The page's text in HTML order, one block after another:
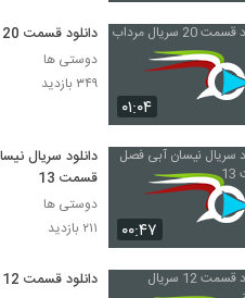
۰۱:۰۴
دانلود قسمت 20 سریال مرداب
دوستی ها
۳۴۹ بازدید
۰۰:۴۷
قسمت 13
دوستی ها
۲۱۱ بازدید
دانلود قسمت 12 سریال داوینچیز